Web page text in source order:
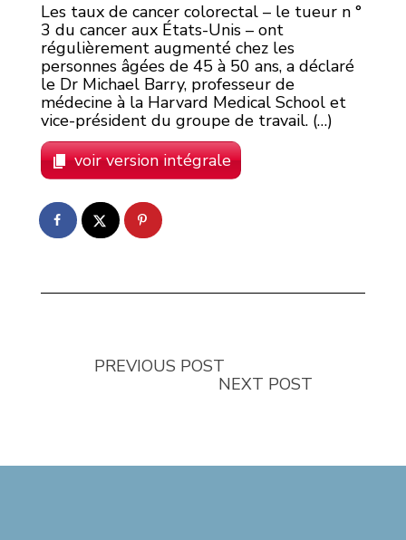
Les taux de cancer colorectal – le tueur n °
3 du cancer aux États-Unis – ont
régulièrement augmenté chez les
personnes âgées de 45 à 50 ans, a déclaré
le Dr Michael Barry, professeur de
médecine à la Harvard Medical School et
vice-président du groupe de travail. (…)
voir version intégrale
PREVIOUS POST
NEXT POST